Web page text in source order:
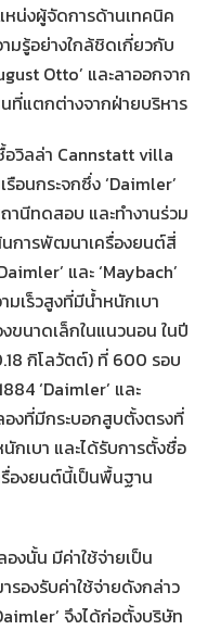
น่งผู้จัดการด้านเทคนิค
ามรู้อย่างใกล้ชิดเกี่ยวกับ
Otto’ และลาออกจาก
ที่แตกต่างจากฝ่ายบริหาร
อวิลล่า Cannstatt villa
นกระจกซึ่ง ‘Daimler’
านีทดสอบ และทำงานร่วม
นการพัฒนาเครื่องยนต์สี่
และ ‘Maybach’
มเร็วสูงที่มีน้ำหนักเบา
ขนาดเล็กในแนวนอน ในปี
กิโลวัตต์) ที่ 600 รอบ
‘Daimler’ และ
องที่มีกระบอกสูบตั้งตรงที่
กเบา และได้รับการตั้งชื่อ
รื่องยนต์นี้เป็นพื้นฐาน
งนั้น มีค่าใช้จ่ายเป็น
รองรับค่าใช้จ่ายดังกล่าว
จึงได้ก่อตั้งบริษัท